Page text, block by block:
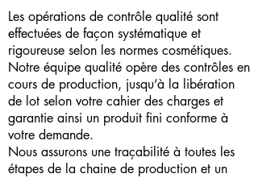
Les opérations de contrôle qualité sont
effectuées de façon systématique et
rigoureuse selon les normes cosmétiques.
Notre équipe qualité opère des contrôles en
cours de production, jusqu’à la libération
de lot selon votre cahier des charges et
garantie ainsi un produit fini conforme à
votre demande.
Nous assurons une traçabilité à toutes les
étapes de la chaine de production et un